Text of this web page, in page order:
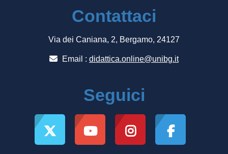
Contattaci
Via dei Caniana, 2, Bergamo, 24127
Email : didattica.online@unibg.it
Seguici